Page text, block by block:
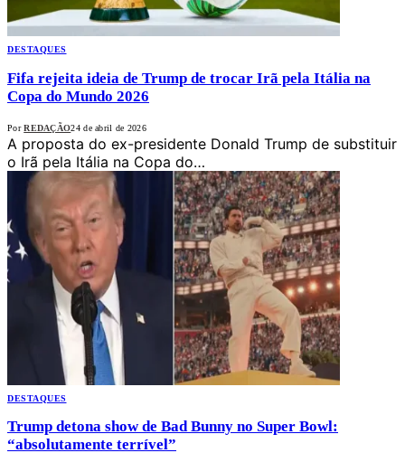
DESTAQUES
Fifa rejeita ideia de Trump de trocar Irã pela Itália na
Copa do Mundo 2026
Por REDAÇÃO24 de abril de 2026
A proposta do ex-presidente Donald Trump de substituir
o Irã pela Itália na Copa do…
DESTAQUES
Trump detona show de Bad Bunny no Super Bowl:
“absolutamente terrível”